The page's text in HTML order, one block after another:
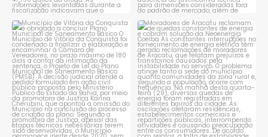
Município de Vitória da
Conquista é obrigado a...
1 0
Moradores de Aracatu
reclamam de quedas
constantes ...
1 0